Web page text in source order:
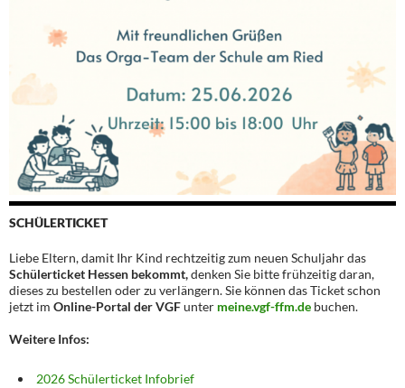
SCHÜLERTICKET
Liebe Eltern, damit Ihr Kind rechtzeitig zum neuen Schuljahr das
Schülerticket Hessen bekommt,denken Sie bitte frühzeitig daran,
dieses zu bestellen oder zu verlängern. Sie können das Ticket schon
jetzt im Online-Portal der VGFunter meine.vgf-ffm.de buchen.
Weitere Infos:
2026 Schülerticket Infobrief